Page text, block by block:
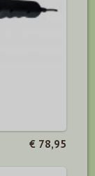
€ 78,95